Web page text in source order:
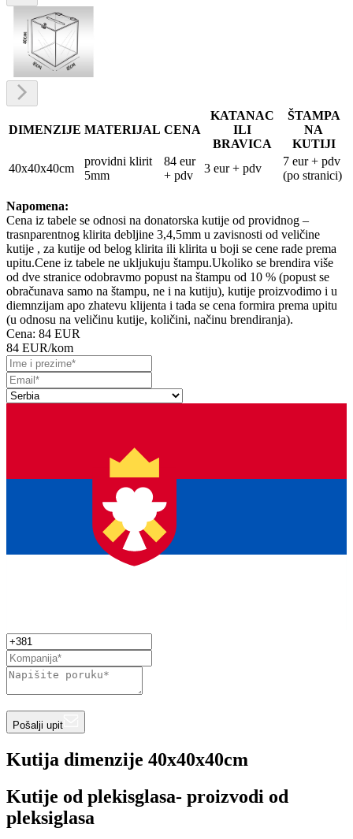
DIMENZIJE MATERIJAL CENA
KATANAC
ILI
BRAVICA
ŠTAMPA
NA
KUTIJI
40x40x40cm
providni klirit
5mm
84 eur
+ pdv
3 eur + pdv
7 eur + pdv
(po stranici)
Napomena:
Cena iz tabele se odnosi na donatorska kutije od providnog –
trasnparentnog klirita debljine 3,4,5mm u zavisnosti od veličine
kutije , za kutije od belog klirita ili klirita u boji se cene rade prema
upitu.Cene iz tabele ne ukljukuju štampu.Ukoliko se brendira više
od dve stranice odobravmo popust na štampu od 10 % (popust se
obračunava samo na štampu, ne i na kutiju), kutije proizvodimo i u
diemnzijam apo zhatevu klijenta i tada se cena formira prema upitu
(u odnosu na veličinu kutije, količini, načinu brendiranja).
Cena: 84 EUR
84 EUR/kom
Pošalji upit
Kutija dimenzije 40x40x40cm
Kutije od plekisglasa- proizvodi od
pleksiglasa